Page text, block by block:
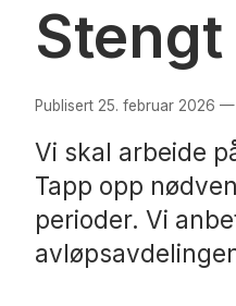
Publisert 25. februar 2026
Vi skal arbeide
Tapp opp
perioder. Vi